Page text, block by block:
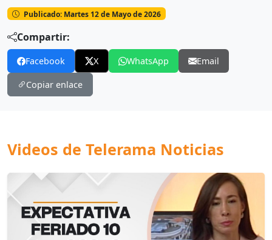
Publicado: Martes 12 de Mayo de 2026
Compartir:
Facebook X WhatsApp Email
Copiar enlace
Videos de Telerama Noticias